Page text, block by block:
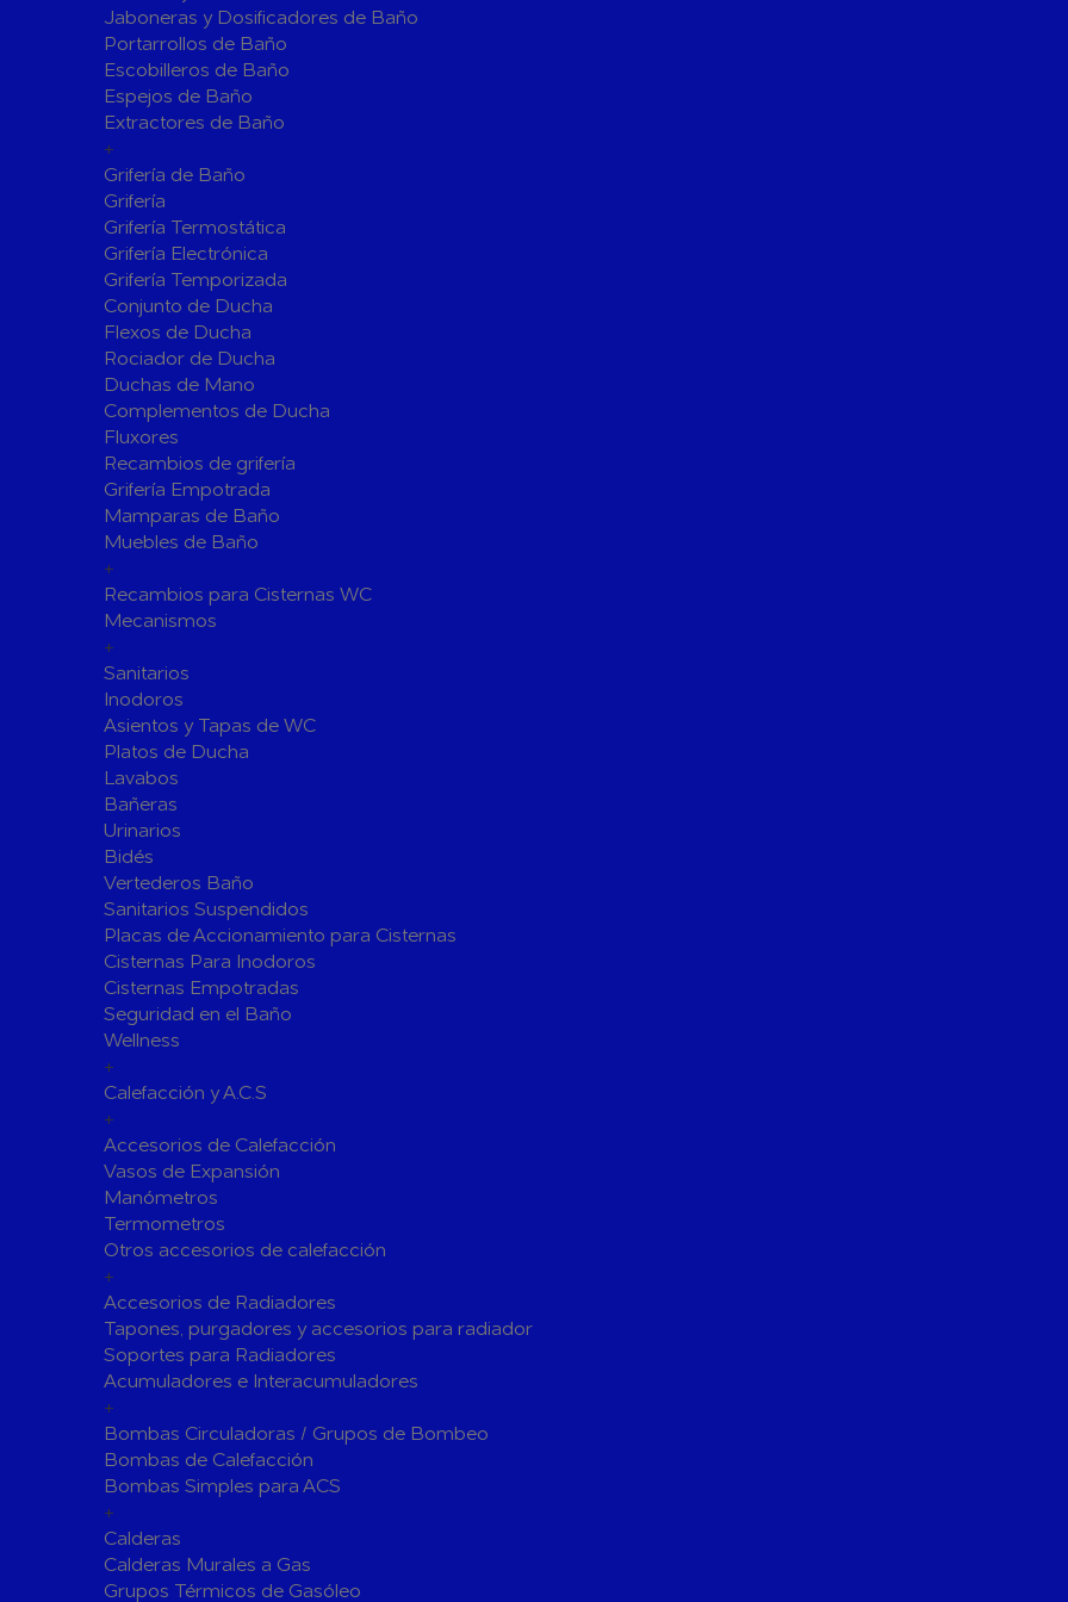
Sistemas de Energía Solar Fotovoltaica
Paneles
Accesorios
Fontanería
Accesorios para Instalación de Gas
Válvulas para Gas
Bombas
Bombas Sumergibles
Canalones Pluviales
Desagües
Válvulas de Desagüe
Accesorios para Desagüe
Fijaciones para Fontanería
Sumideros y Gran Evacuación
Tubos y Accesorios de Cobre y
Latón
Tuberías y Accesorios de
Polibutileno
Flexos/Conexiones Flexibles
Válvulas de Fontanería
Válvulas de Esfera
Válvulas de Retención
Válvulas de Contadores
Llaves de Paso
Accesorios de Valvulería
Herramientas y Vestuario
Adhesivos y Selladores
Siliconas
Herramientas y accesorios de Uso General
Hachas
Vestuario de Protección
Herramientas de Prensado
Soldadura y Sopletes
Herramientas de Lijado y Pulido
Baterias Para Herramientas Eléctricas
Bombas de Piscinas y SPA
Bombas de Piscinas
Jaboneras y Dosificadores de Baño
Portarrollos de Baño
Escobilleros de Baño
Espejos de Baño
Extractores de Baño
+
Grifería de Baño
Grifería
Grifería Termostática
Grifería Electrónica
Grifería Temporizada
Conjunto de Ducha
Flexos de Ducha
Rociador de Ducha
Duchas de Mano
Complementos de Ducha
Fluxores
Recambios de grifería
Grifería Empotrada
Mamparas de Baño
Muebles de Baño
+
Recambios para Cisternas WC
Mecanismos
+
Sanitarios
Inodoros
Asientos y Tapas de WC
Platos de Ducha
Lavabos
Bañeras
Urinarios
Bidés
Vertederos Baño
Sanitarios Suspendidos
Placas de Accionamiento para Cisternas
Cisternas Para Inodoros
Cisternas Empotradas
Seguridad en el Baño
Wellness
+
Calefacción y A.C.S
+
Accesorios de Calefacción
Vasos de Expansión
Manómetros
Termometros
Otros accesorios de calefacción
+
Accesorios de Radiadores
Tapones, purgadores y accesorios para radiador
Soportes para Radiadores
Acumuladores e Interacumuladores
+
Bombas Circuladoras / Grupos de Bombeo
Bombas de Calefacción
Bombas Simples para ACS
+
Calderas
Calderas Murales a Gas
Grupos Térmicos de Gasóleo